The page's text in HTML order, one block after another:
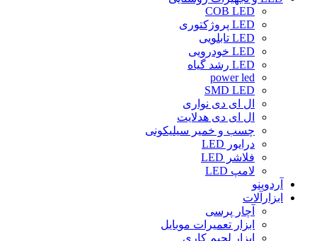
COB LED
LED پروژکتوری
LED تابلویی
LED خودرویی
LED رشد گیاه
power led
SMD LED
ال ای دی نواری
ال ای دی هدلایت
چسب و خمیر سیلیکونی
درایور LED
فلاشر LED
لامپ LED
آردوینو
ابزارآلات
آچار پرسی
ابزار تعمیرات موبایل
ابزار لحیم کاری